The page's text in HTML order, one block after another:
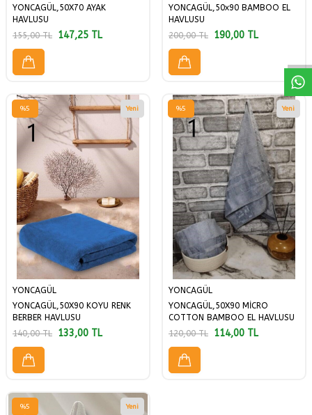
YONCAGÜL,50X70 AYAK
HAVLUSU
155,00TL 147,25 TL
YONCAGÜL,50x90 BAMBOO EL
HAVLUSU
200,00TL 190,00 TL
%5 Yeni
YONCAGÜL
YONCAGÜL,50X90 KOYU RENK
BERBER HAVLUSU
140,00TL 133,00 TL
%5 Yeni
YONCAGÜL
YONCAGÜL,50X90 MİCRO
COTTON BAMBOO EL HAVLUSU
120,00TL 114,00 TL
%5 Yeni